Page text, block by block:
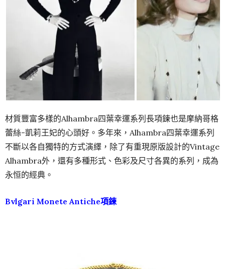
材質豐富多樣的Alhambra四葉幸運系列長項鍊也是摩納哥格
蕾絲-凱莉王妃的心頭好。多年來，Alhambra四葉幸運系列
不斷以各自獨特的方式演繹，除了有重現原版設計的Vintage
Alhambra外，還有多種形式、色彩及尺寸各異的系列，成為
永恒的經典。
Bvlgari Monete Antiche項鍊